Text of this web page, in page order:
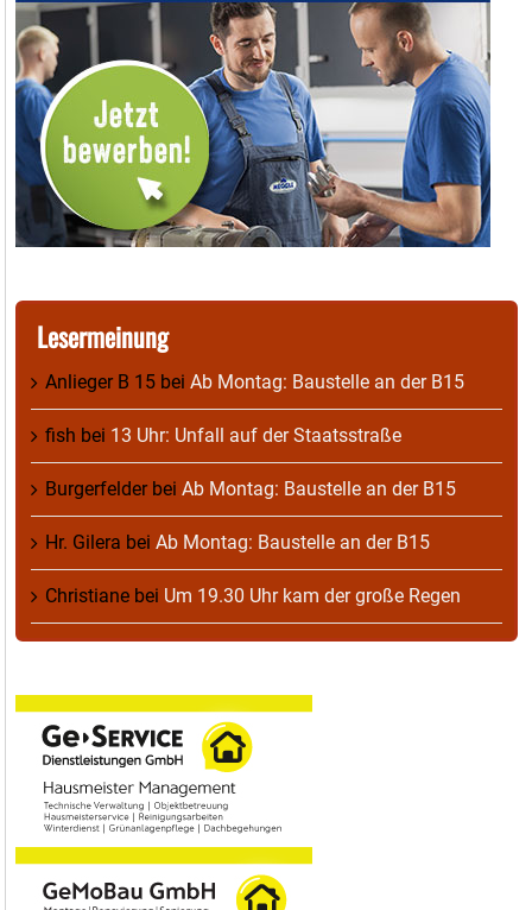
Lesermeinung
Anlieger B 15 bei Ab Montag: Baustelle an der B15
fish bei 13 Uhr: Unfall auf der Staatsstraße
Burgerfelderbei Ab Montag: Baustelle an der B15
Hr. Gilera bei Ab Montag: Baustelle an der B15
Christiane bei Um 19.30 Uhr kam der große Regen